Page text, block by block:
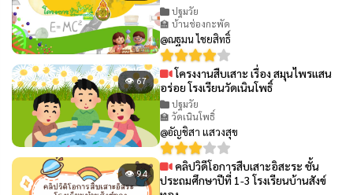
ปฐมวัย
🏫 บ้านช่องกะพัด
@ณฐมน ไชยสิทธิ์
👁 67
โครงงานสืบเสาะ เรื่อง สมุนไพรแสน
อร่อย โรงเรียนวัดเนินโพธิ์
ปฐมวัย
🏫 วัดเนินโพธิ์
@อัญชิสา แสวงสุข
👁 94
คลิปวิดีโอการสืบเสาะอิสะระ ชั้น
ประถมศึกษาปีที่ 1-3 โรงเรียนบ้านสังข์